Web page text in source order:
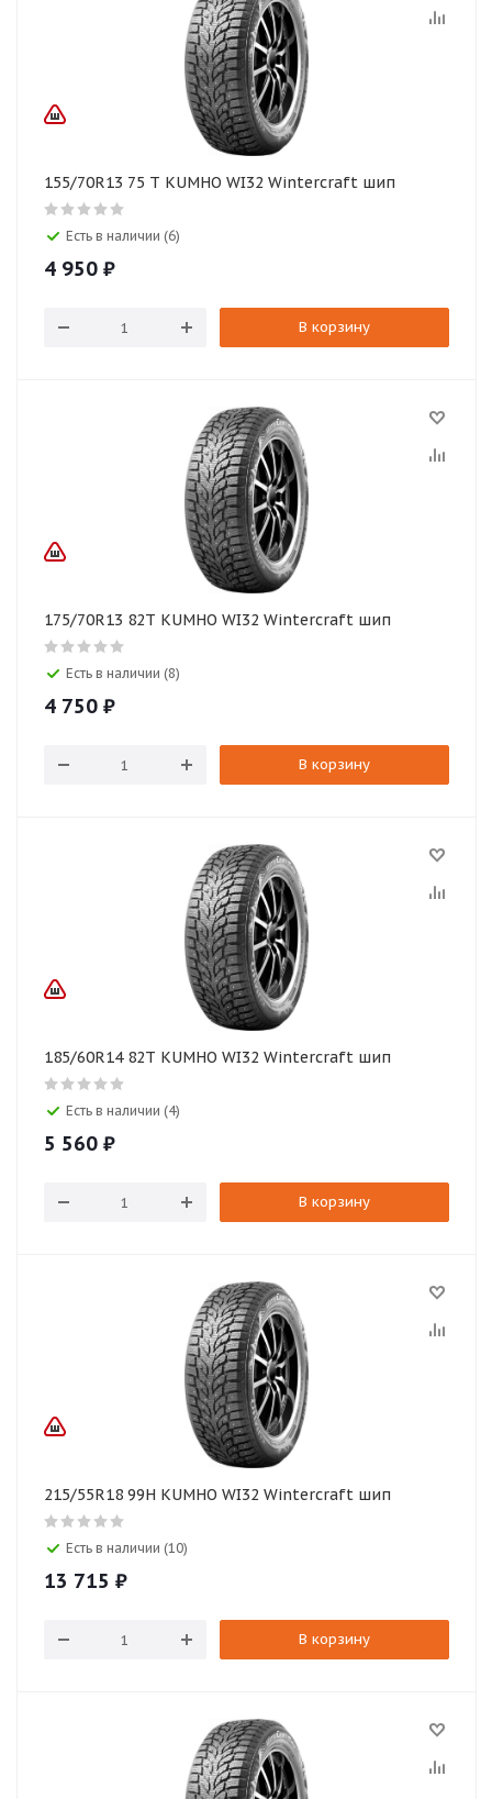
155/70R13 75 T KUMHO WI32 Wintercraft шип
Есть в наличии (6)
4 950 ₽
В корзину
175/70R13 82T KUMHO WI32 Wintercraft шип
Есть в наличии (8)
4 750 ₽
В корзину
185/60R14 82T KUMHO WI32 Wintercraft шип
Есть в наличии (4)
5 560 ₽
В корзину
215/55R18 99H KUMHO WI32 Wintercraft шип
Есть в наличии (10)
13 715 ₽
В корзину